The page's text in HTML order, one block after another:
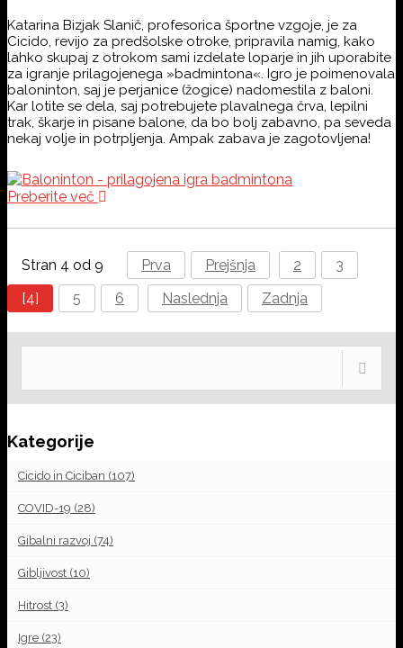
Katarina Bizjak Slanič, profesorica športne vzgoje, je za
Cicido, revijo za predšolske otroke, pripravila namig, kako
lahko skupaj z otrokom sami izdelate loparje in jih uporabite
za igranje prilagojenega »badmintona«. Igro je poimenovala
baloninton, saj je perjanice (žogice) nadomestila z baloni.
Kar lotite se dela, saj potrebujete plavalnega črva, lepilni
trak, škarje in pisane balone, da bo bolj zabavno, pa seveda
nekaj volje in potrpljenja. Ampak zabava je zagotovljena!
Preberite več
Stran 4 od 9 Prva Prejšnja 2
3
[4]
5 6 Naslednja Zadnja
Kategorije
Cicido in Ciciban (107)
COVID-19 (28)
Gibalni razvoj (74)
Gibljivost (10)
Hitrost (3)
Igre (23)